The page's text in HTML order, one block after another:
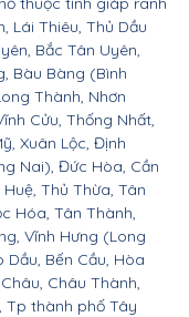
Lái Thiêu, Thủ Dầu
Bắc Tân Uyên,
Bàu Bàng (Bình
Thành, Nhơn
Cửu, Thống Nhất,
Xuân Lộc, Định
Nai), Đức Hòa, Cần
Thủ Thừa, Tân
Hóa, Tân Thành,
Vĩnh Hưng (Long
Dầu, Bến Cầu, Hòa
Châu Thành,
Tp thành phố Tây